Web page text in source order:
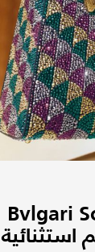
Bvlgari